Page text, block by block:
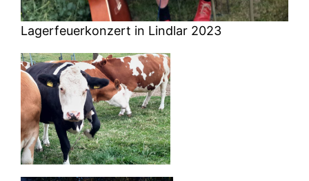
Lagerfeuerkonzert in Lindlar 2023